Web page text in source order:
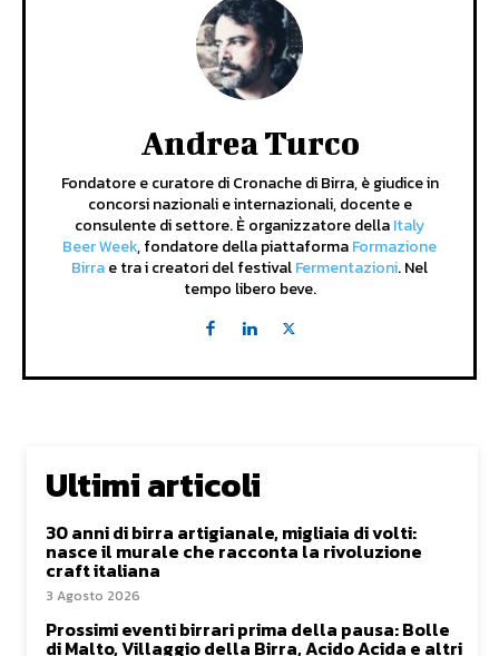
Andrea Turco
Fondatore e curatore di Cronache di Birra, è giudice in
concorsi nazionali e internazionali, docente e
consulente di settore. È organizzatore dellaItaly
Beer Week, fondatore della piattaformaFormazione
Birrae tra i creatori del festivalFermentazioni. Nel
tempo libero beve.
Ultimi articoli
30 anni di birra artigianale, migliaia di volti:
nasce il murale che racconta la rivoluzione
craft italiana
3 Agosto 2026
Prossimi eventi birrari prima della pausa: Bolle
di Malto, Villaggio della Birra, Acido Acida e altri